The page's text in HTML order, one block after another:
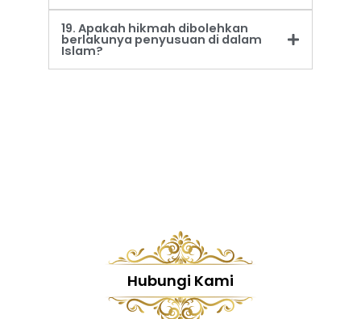
19. Apakah hikmah dibolehkan
berlakunya penyusuan di dalam
Islam?
Hubungi Kami